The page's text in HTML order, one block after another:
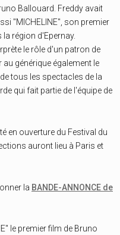
Ballouard. Freddy avait
"MICHELINE", son premier
région d'Epernay.
le rôle d'un patron de
générique également le
tous les spectacles de la
qui fait partie de l'équipe de
en ouverture du Festival du
auront lieu à Paris et
la BANDE-ANNONCE de
le premier film de Bruno